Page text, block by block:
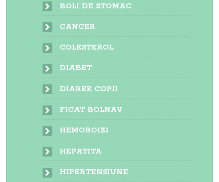
BOLI DE STOMAC
CANCER
COLESTEROL
DIABET
DIAREE COPII
FICAT BOLNAV
HEMOROIZI
HEPATITA
HIPERTENSIUNE